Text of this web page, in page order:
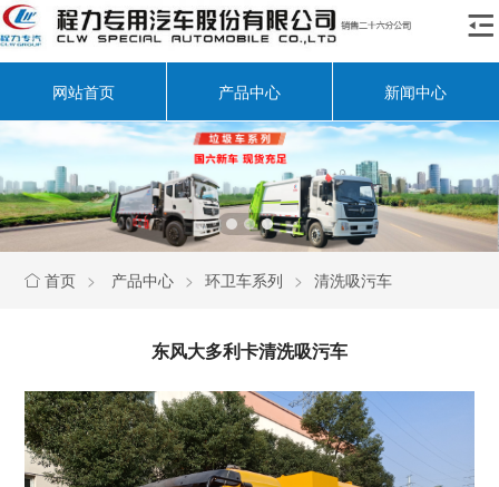

网站首页 产品中心 新闻中心
 首页 > 产品中心 > 环卫车系列 > 清洗吸污车
东风大多利卡清洗吸污车